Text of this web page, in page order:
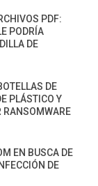
PDF:
PODRÍA
DE
DE
PLÁSTICO Y
RANSOMWARE
EN BUSCA DE
DE